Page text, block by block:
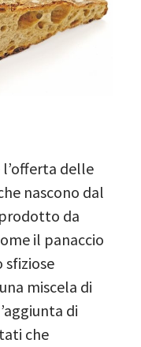
l’offerta delle
nascono dal
da
il panaccio
sfiziose
miscela di
di
che